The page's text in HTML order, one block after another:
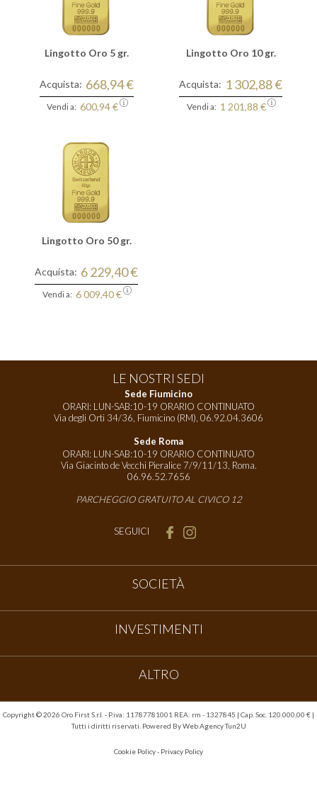
Lingotto Oro 5 gr.
Acquista: 668,94 €
Vendi a: 600,94 €
Lingotto Oro 10 gr.
Acquista: 1 302,88 €
Vendi a: 1 201,88 €
Lingotto Oro 50 gr.
Acquista: 6 229,40 €
Vendi a: 6 009,40 €
LE NOSTRI SEDI
Sede Fiumicino
ORARI: LUN-SAB:10-19 ORARIO CONTINUATO
Via degli Orti 34/36, Fiumicino (RM), 06.92.04.3606
Sede Roma
ORARI: LUN-SAB:10-19 ORARIO CONTINUATO
Via Giacinto de Vecchi Pieralice 7/9/11/13, Roma.
06.96.52.7656
PARCHEGGIO GRATUITO AL CIVICO 12
SEGUICI
SOCIETÀ
INVESTIMENTI
ALTRO
Copyright ©2026 Oro First S.r.l. - P.iva: 11787781001 REA: rm - 1327845 | Cap. Soc. 120.000,00 € |
Tutti i diritti riservati. Powered ByWeb Agency Tun2U
Cookie Policy- Privacy Policy